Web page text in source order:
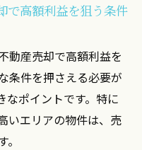
相場を読み解き高額
売却で注意すべき
で高額利益を狙う条件
動産売却で高額利益を
条件を押さえる必要が
なポイントです。特に
いエリアの物件は、売